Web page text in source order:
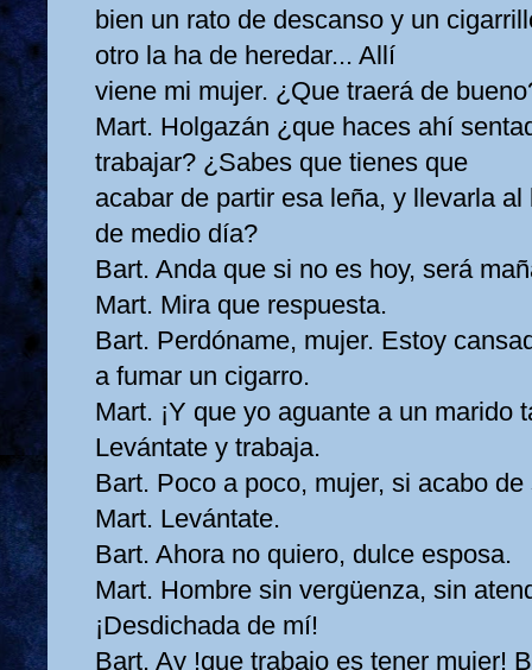
bien un rato de descanso y un
otro la ha de heredar... Allí
viene mi mujer. ¿Que traerá de
Mart. Holgazán ¿que haces ahí
trabajar? ¿Sabes que tienes que
acabar de partir esa leña, y llevarla
de medio día?
Bart. Anda que si no es hoy, será
Mart. Mira que respuesta.
Bart. Perdóname, mujer. Estoy
a fumar un cigarro.
Mart. ¡Y que yo aguante a un marido
Levántate y trabaja.
Bart. Poco a poco, mujer, si acabo de
Mart. Levántate.
Bart. Ahora no quiero, dulce esposa.
Mart. Hombre sin vergüenza, sin
¡Desdichada de mí!
Bart. Ay !que trabajo es tener mujer!